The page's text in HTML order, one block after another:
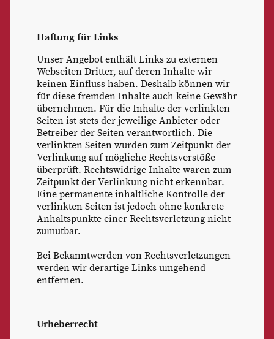
Haftung für Links
Unser Angebot enthält Links zu externen
Webseiten Dritter, auf deren Inhalte wir
keinen Einfluss haben. Deshalb können wir
für diese fremden Inhalte auch keine Gewähr
übernehmen. Für die Inhalte der verlinkten
Seiten ist stets der jeweilige Anbieter oder
Betreiber der Seiten verantwortlich. Die
verlinkten Seiten wurden zum Zeitpunkt der
Verlinkung auf mögliche Rechtsverstöße
überprüft. Rechtswidrige Inhalte waren zum
Zeitpunkt der Verlinkung nicht erkennbar.
Eine permanente inhaltliche Kontrolle der
verlinkten Seiten ist jedoch ohne konkrete
Anhaltspunkte einer Rechtsverletzung nicht
zumutbar.
Bei Bekanntwerden von Rechtsverletzungen
werden wir derartige Links umgehend
entfernen.
Urheberrecht